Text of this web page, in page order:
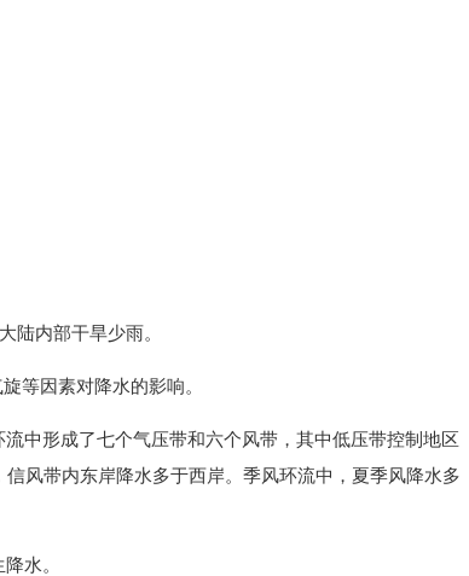
陆内部干旱少雨。
等因素对降水的影响。
中形成了七个气压带和六个风带，其中低压带控制地区
风带内东岸降水多于西岸。季风环流中，夏季风降水多
水。